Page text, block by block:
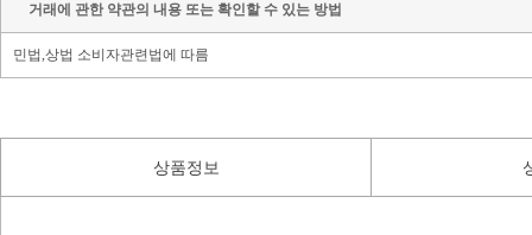
거래에 관한 약관의 내용 또는 확인할 수 있는 방법
민법,상법 소비자관련법에 따름
상품정보